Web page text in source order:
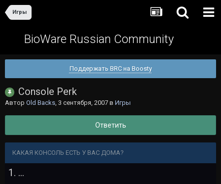
Игры
BioWare Russian Community
Поддержать BRC на Boosty
Console Perk
Автор Old Backs, 3 сентября, 2007 в Игры
Ответить
КАКАЯ КОНСОЛЬ ЕСТЬ У ВАС ДОМА?
1. ...